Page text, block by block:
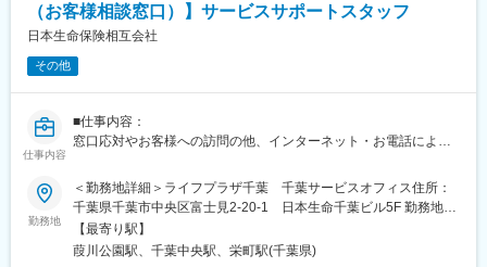
ただし、当社に入社された場合は、入社後の雇用管理等にも使用
させていただきます。(なお、入社に至らなかった場合は、当社が
変更の範囲：無
（お客様相談窓口）】サービスサポートスタッフ
日本生命保険相互会社
その他
仕事内容
■仕事内容：
窓口応対やお客様への訪問の他、インターネット・お電話による
ビス及び営業
■労働契約補足：
まずはサービスサポートスタッフ(パート職制／３ヵ月毎に契約更
新)として採用します。パート職制を経て、お客様へのコンサルテ
ィングに必要な基礎知識・基礎スキルを習得し勤務良好の場合、
勤務地
＜勤務地詳細＞ライフプラザ千葉 千葉サービスオフィス住所：
千葉県千葉市中央区富士見2-20-1 日本生命千葉ビル5F 勤務地最
寄駅：千葉都市モノレール・京成・JR線／葭川公園・千葉中央・
千葉駅受動喫煙対策：屋内全面禁煙変更の範囲：会社の定める事
【最寄り駅】
葭川公園駅、千葉中央駅、栄町駅(千葉県)